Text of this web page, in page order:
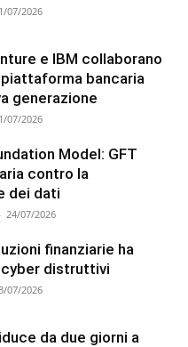
07/2026
e IBM collaborano
bancaria
generazione
07/2026
Model: GFT
contro la
dei dati
- 24/07/2026
finanziarie ha
distruttivi
07/2026
da due giorni a